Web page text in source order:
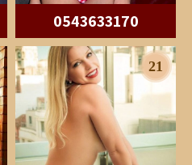
0543633170
21